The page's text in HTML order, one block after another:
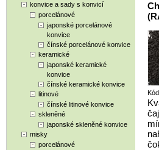
konvice a sady s konvicí
porcelánové
japonské porcelánové
konvice
čínské porcelánové konvice
keramické
japonské keramické
konvice
čínské keramické konvice
litinové
čínské litinové konvice
skleněné
japonské skleněné konvice
misky
porcelánové